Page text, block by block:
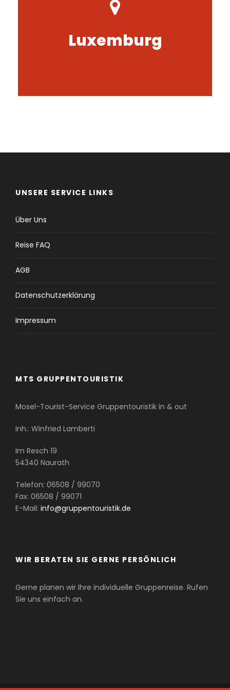
Luxemburg
unseren individuellen Reiseangeboten.
UNSERE SERVICE LINKS
Über Uns
Reise FAQ
AGB
Datenschutzerklärung
Impressum
MTS GRUPPENTOURISTIK
Mosel-Tourist-Service Gruppentouristik in & out
Inh.: Winfried Lamberti
Im Resch 19
54340 Naurath
Telefon: 06508 / 99070
Fax: 06508 / 99071
E-Mail: info@gruppentouristik.de
WIR BERATEN SIE GERNE PERSÖNLICH
Gerne planen wir Ihre individuelle Gruppenreise. Rufen
Sie uns einfach an.